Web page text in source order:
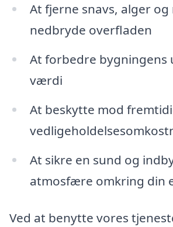
At fjerne snavs, alger og
nedbryde overfladen
At forbedre bygningens
værdi
At beskytte mod
At sikre en sund og
atmosfære omkring din
Ved at benytte vores